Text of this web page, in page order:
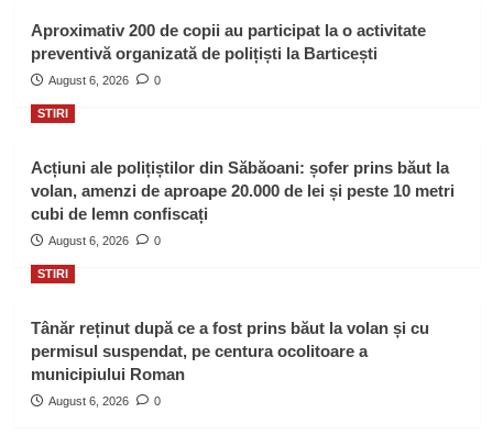
Aproximativ 200 de copii au participat la o activitate
preventivă organizată de polițiști la Barticești
August 6, 2026 0
STIRI
Acțiuni ale polițiștilor din Săbăoani: șofer prins băut la
volan, amenzi de aproape 20.000 de lei și peste 10 metri
cubi de lemn confiscați
August 6, 2026 0
STIRI
Tânăr reținut după ce a fost prins băut la volan și cu
permisul suspendat, pe centura ocolitoare a
municipiului Roman
August 6, 2026 0